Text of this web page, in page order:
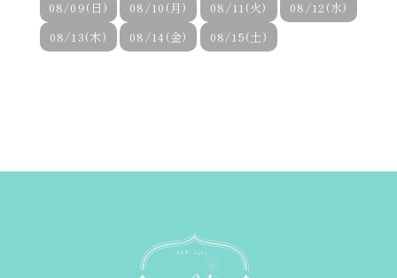
08/09(日) 08/10(月) 08/11(火)
08/12(水)
08/13(木)
08/14(金) 08/15(土)